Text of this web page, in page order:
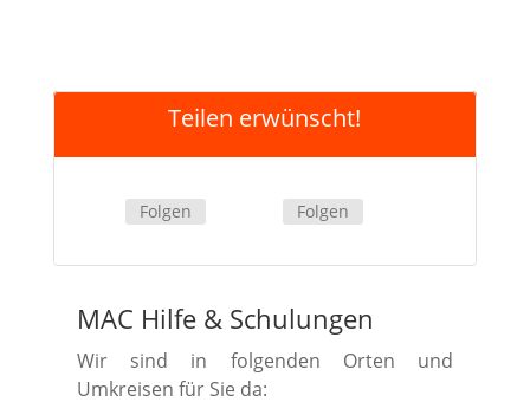
Teilen erwünscht!
Folgen Folgen
MAC Hilfe &Schulungen
Wir sind in folgenden Orten und
Umkreisen für Sie da: